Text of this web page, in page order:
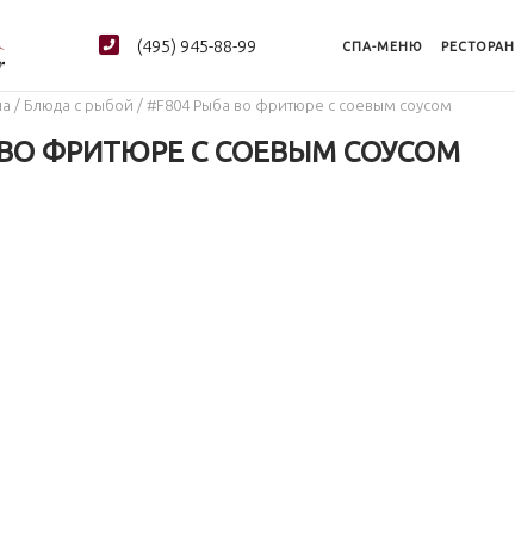
(495) 945-88-99 СПА-МЕНЮ РЕСТОРАН
/ Блюда с рыбой / #F804 Рыба во фритюре с соевым соусом
ФРИТЮРЕ С СОЕВЫМ СОУСОМ